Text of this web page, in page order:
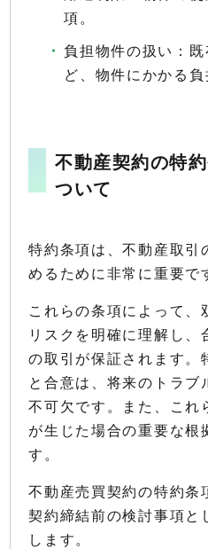
項。
負担物件の扱い：
ど、物件にかかる負
不動産契約の特
ついて
特約条項は、不動産取引
めるために非常に重要で
これらの条項によって、
リスクを明確に理解し
の取引が保証されます。
と合意は、将来のトラブ
不可欠です。また、これ
が生じた場合の重要な根
す。
不動産売買契約の特約条
契約締結前の検討事項と
します。